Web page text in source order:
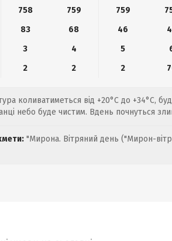
758 759 759
83 68 46
3 4 5
2 2 2
коливатиметься від +20°C до +34°C,
небо буде чистим. Вдень почнуться
"Мирона. Вітряний день ("Мирон-